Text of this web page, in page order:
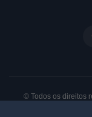
© Todos os direitos